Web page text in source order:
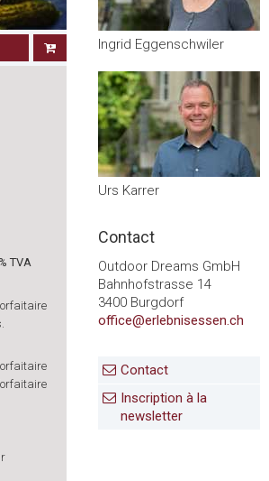
TVA
Ingrid Eggenschwiler
Urs Karrer
Contact
Outdoor Dreams GmbH
Bahnhofstrasse 14
3400 Burgdorf
office@erlebnisessen.ch
Contact
Inscription à la
newsletter